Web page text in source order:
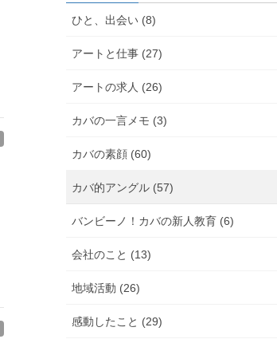
ひと、出会い (8)
アートと仕事 (27)
アートの求人 (26)
カバの一言メモ (3)
カバの素顔 (60)
カバ的アングル (57)
バンビーノ！カバの新人教育 (6)
会社のこと (13)
地域活動 (26)
感動したこと (29)